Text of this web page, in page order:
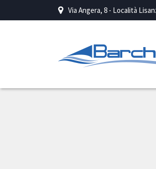
Via Angera, 8 - Località